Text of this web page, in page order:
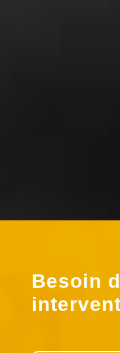
Besoin